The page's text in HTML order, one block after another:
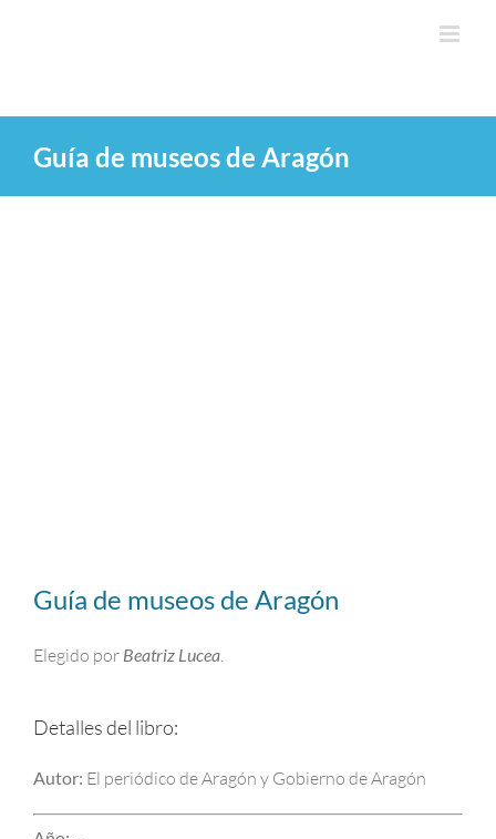
Guía de museos de Aragón
Guía de museos de Aragón
Elegido por Beatriz Lucea.
Detalles del libro:
Autor: El periódico de Aragón y Gobierno de Aragón